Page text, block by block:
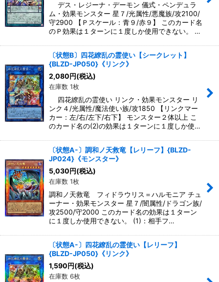
デス・レジーナ・デーモン 儀式・ペンデュラ
ム・効果モンスター 星７/光属性/悪魔族/攻2100/
守2900 【Ｐスケール：青９/赤９】 このカード名
のＰ効果は１ターンに１度しか使用できない。 …
〔状態B〕四花繚乱の霊使い【シークレット】
{BLZD-JP050}《リンク》
2,080円(税込)
在庫数 1枚
四花繚乱の霊使い リンク・効果モンスター リ
ンク４/光属性/魔法使い族/攻1850 【リンクマー
カー：左/右/左下/右下】 モンスター２体以上 こ
のカード名の(2)の効果は１ターンに１度しか使…
〔状態A-〕調和ノ天救竜【レリーフ】{BLZD-
JP024}《モンスター》
5,030円(税込)
在庫数 1枚
調和ノ天救竜 フィドラウリス＝ハルモニア チュ
ーナー・効果モンスター 星７/闇属性/ドラゴン族/
攻2500/守2000 このカード名の効果は１ターン
に１度しか使用できない。 (1)：相手フ…
〔状態A-〕四花繚乱の霊使い【レリーフ】
{BLZD-JP050}《リンク》
1,590円(税込)
在庫数 6枚